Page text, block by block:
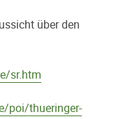
über den
sr.htm
poi/thueringer-